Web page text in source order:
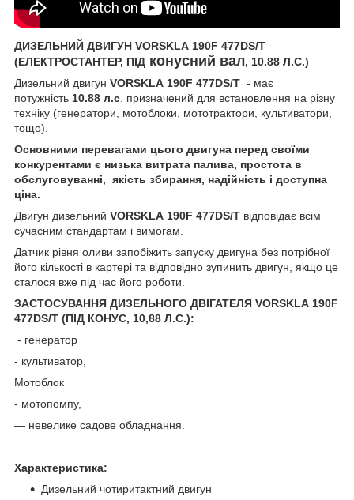
ДИЗЕЛЬНИЙ ДВИГУН VORSKLA 190F 477DS/T
(ЕЛЕКТРОСТАНТЕР, ПІД конусний вал, 10.88 Л.С.)
Дизельний двигун VORSKLA 190F 477DS/T - має
потужність 10.88 л.с . призначений для встановлення на різну
техніку (генератори, мотоблоки, мототрактори, культиватори,
тощо).
Основними перевагами цього двигуна перед своїми
конкурентами є низька витрата палива, простота в
обслуговуванні, якість збирання, надійність і доступна
ціна.
Двигун дизельний VORSKLA 190F 477DS/T відповідає всім
сучасним стандартам і вимогам.
Датчик рівня оливи запобіжить запуску двигуна без потрібної
його кількості в картері та відповідно зупинить двигун, якщо це
сталося вже під час його роботи.
ЗАСТОСУВАННЯ ДИЗЕЛЬНОГО ДВІГАТЕЛЯ VORSKLA 190F
477DS/T (ПІД КОНУС, 10,88 Л.С.):
- генератор
- культиватор,
Мотоблок
- мотопомпу,
— невелике садове обладнання.
Характеристика:
Дизельний чотиритактний двигун